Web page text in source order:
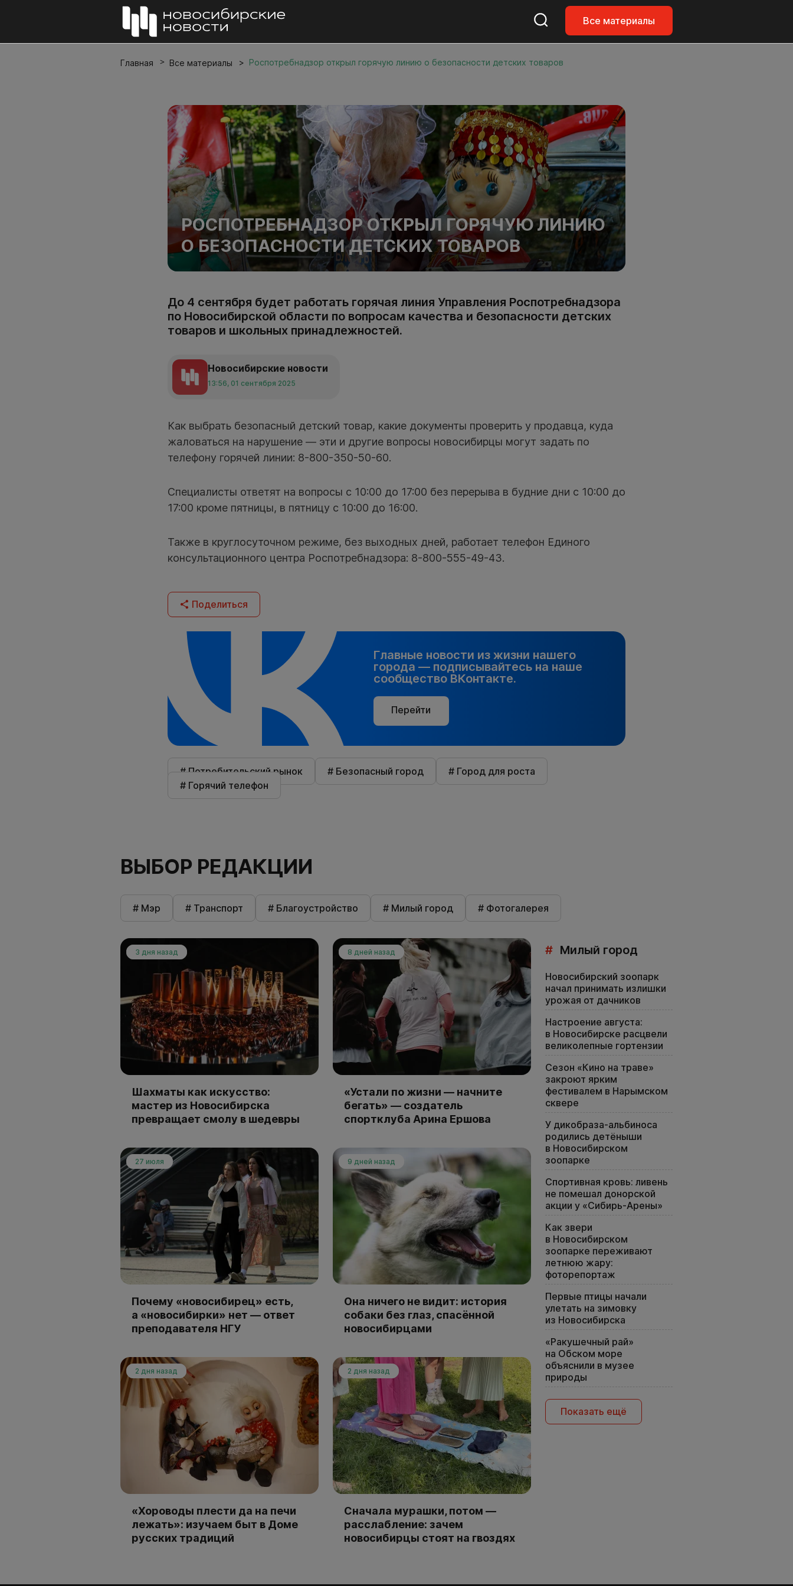
Все материалы
Главная Все материалы Роспотребнадзор открыл горячую линию о безопасности детских товаров
РОСПОТРЕБНАДЗОР ОТКРЫЛ ГОРЯЧУЮ ЛИНИЮ
О БЕЗОПАСНОСТИ ДЕТСКИХ ТОВАРОВ
До 4 сентября будет работать горячая линия Управления Роспотребнадзора
по Новосибирской области по вопросам качества и безопасности детских
товаров и школьных принадлежностей.
Новосибирские новости
13:56, 01 сентября 2025
Как выбрать безопасный детский товар, какие документы проверить у продавца, куда
жаловаться на нарушение — эти и другие вопросы новосибирцы могут задать по
телефону горячей линии: 8-800-350-50-60.
Специалисты ответят на вопросы с 10:00 до 17:00 без перерыва в будние дни с 10:00 до
17:00 кроме пятницы, в пятницу с 10:00 до 16:00.
Также в круглосуточном режиме, без выходных дней, работает телефон Единого
консультационного центра Роспотребнадзора: 8-800-555-49-43.
Поделиться
Главные новости из жизни нашего
города — подписывайтесь на наше
сообщество ВКонтакте.
Перейти
# Потребительский рынок # Безопасный город
# Город для роста
# Горячий телефон
ВЫБОР РЕДАКЦИИ
# Мэр # Транспорт # Благоустройство # Милый город # Фотогалерея
3 дня назад
Шахматы как искусство:
мастер из Новосибирска
превращает смолу в шедевры
8 дней назад
«Устали по жизни — начните
бегать» — создатель
спортклуба Арина Ершова
27 июля
Почему «новосибирец» есть,
а «новосибирки» нет — ответ
преподавателя НГУ
9 дней назад
Она ничего не видит: история
собаки без глаз, спасённой
новосибирцами
2 дня назад
«Хороводы плести да на печи
лежать»: изучаем быт в Доме
русских традиций
2 дня назад
Сначала мурашки, потом —
расслабление: зачем
новосибирцы стоят на гвоздях
# Милый город
Новосибирский зоопарк
начал принимать излишки
урожая от дачников
Настроение августа:
в Новосибирске расцвели
великолепные гортензии
Сезон «Кино на траве»
закроют ярким
фестивалем в Нарымском
сквере
У дикобраза-альбиноса
родились детёныши
в Новосибирском
зоопарке
Спортивная кровь: ливень
не помешал донорской
акции у «Сибирь-Арены»
Как звери
в Новосибирском
зоопарке переживают
летнюю жару:
фоторепортаж
Первые птицы начали
улетать на зимовку
из Новосибирска
«Ракушечный рай»
на Обском море
объяснили в музее
природы
Показать ещё